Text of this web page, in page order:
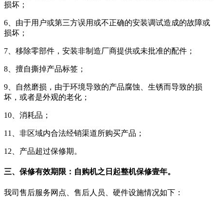
损坏；
6、由于用户或第三方误用或不正确的安装调试造成的故障或
损坏；
7、移除零部件，安装非制造厂商提供或未批准的配件；
8、擅自撕掉产品标签；
9、自然磨损，由于环境导致的产品腐蚀、生锈而导致的损
坏，或者是外观的老化；
10、消耗品；
11、非区域内合法经销渠道所购买产品；
12、产品超过保修期。
三、保修有效期限：自购机之日起整机保修壹年。
我司售后服务网点、售后人员、硬件设施情况如下：